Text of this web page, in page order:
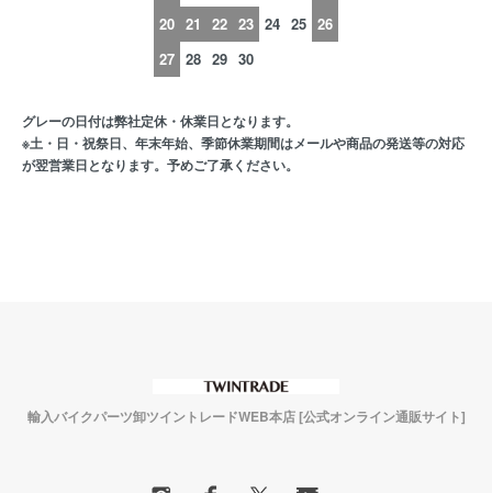
20 21 22 23 24 25 26
27 28 29 30
グレーの日付は弊社定休・休業日となります。
※土・日・祝祭日、年末年始、季節休業期間はメールや商品の発送等の対応
が翌営業日となります。予めご了承ください。
輸入バイクパーツ卸ツイントレードWEB本店 [公式オンライン通販サイト]